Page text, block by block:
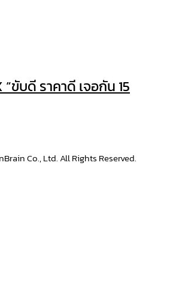
ขับดี ราคาดี เจอกัน 15
Co., Ltd. All Rights Reserved.